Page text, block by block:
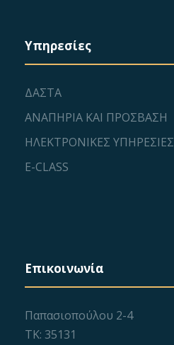
Υπηρεσίες
ΔΑΣΤΑ
ΑΝΑΠΗΡΙΑ ΚΑΙ ΠΡΟΣΒΑΣΗ
ΗΛΕΚΤΡΟΝΙΚΕΣ ΥΠΗΡΕΣΙΕΣ
E-CLASS
Επικοινωνία
Παπασιοπούλου 2-4
ΤΚ: 35131